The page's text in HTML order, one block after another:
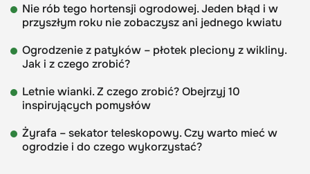
Nie rób tego hortensji ogrodowej. Jeden błąd i w
przyszłym roku nie zobaczysz ani jednego kwiatu
Ogrodzenie z patyków – płotek pleciony z wikliny.
Jak i z czego zrobić?
Letnie wianki. Z czego zrobić? Obejrzyj 10
inspirujących pomysłów
Żyrafa – sekator teleskopowy. Czy warto mieć w
ogrodzie i do czego wykorzystać?